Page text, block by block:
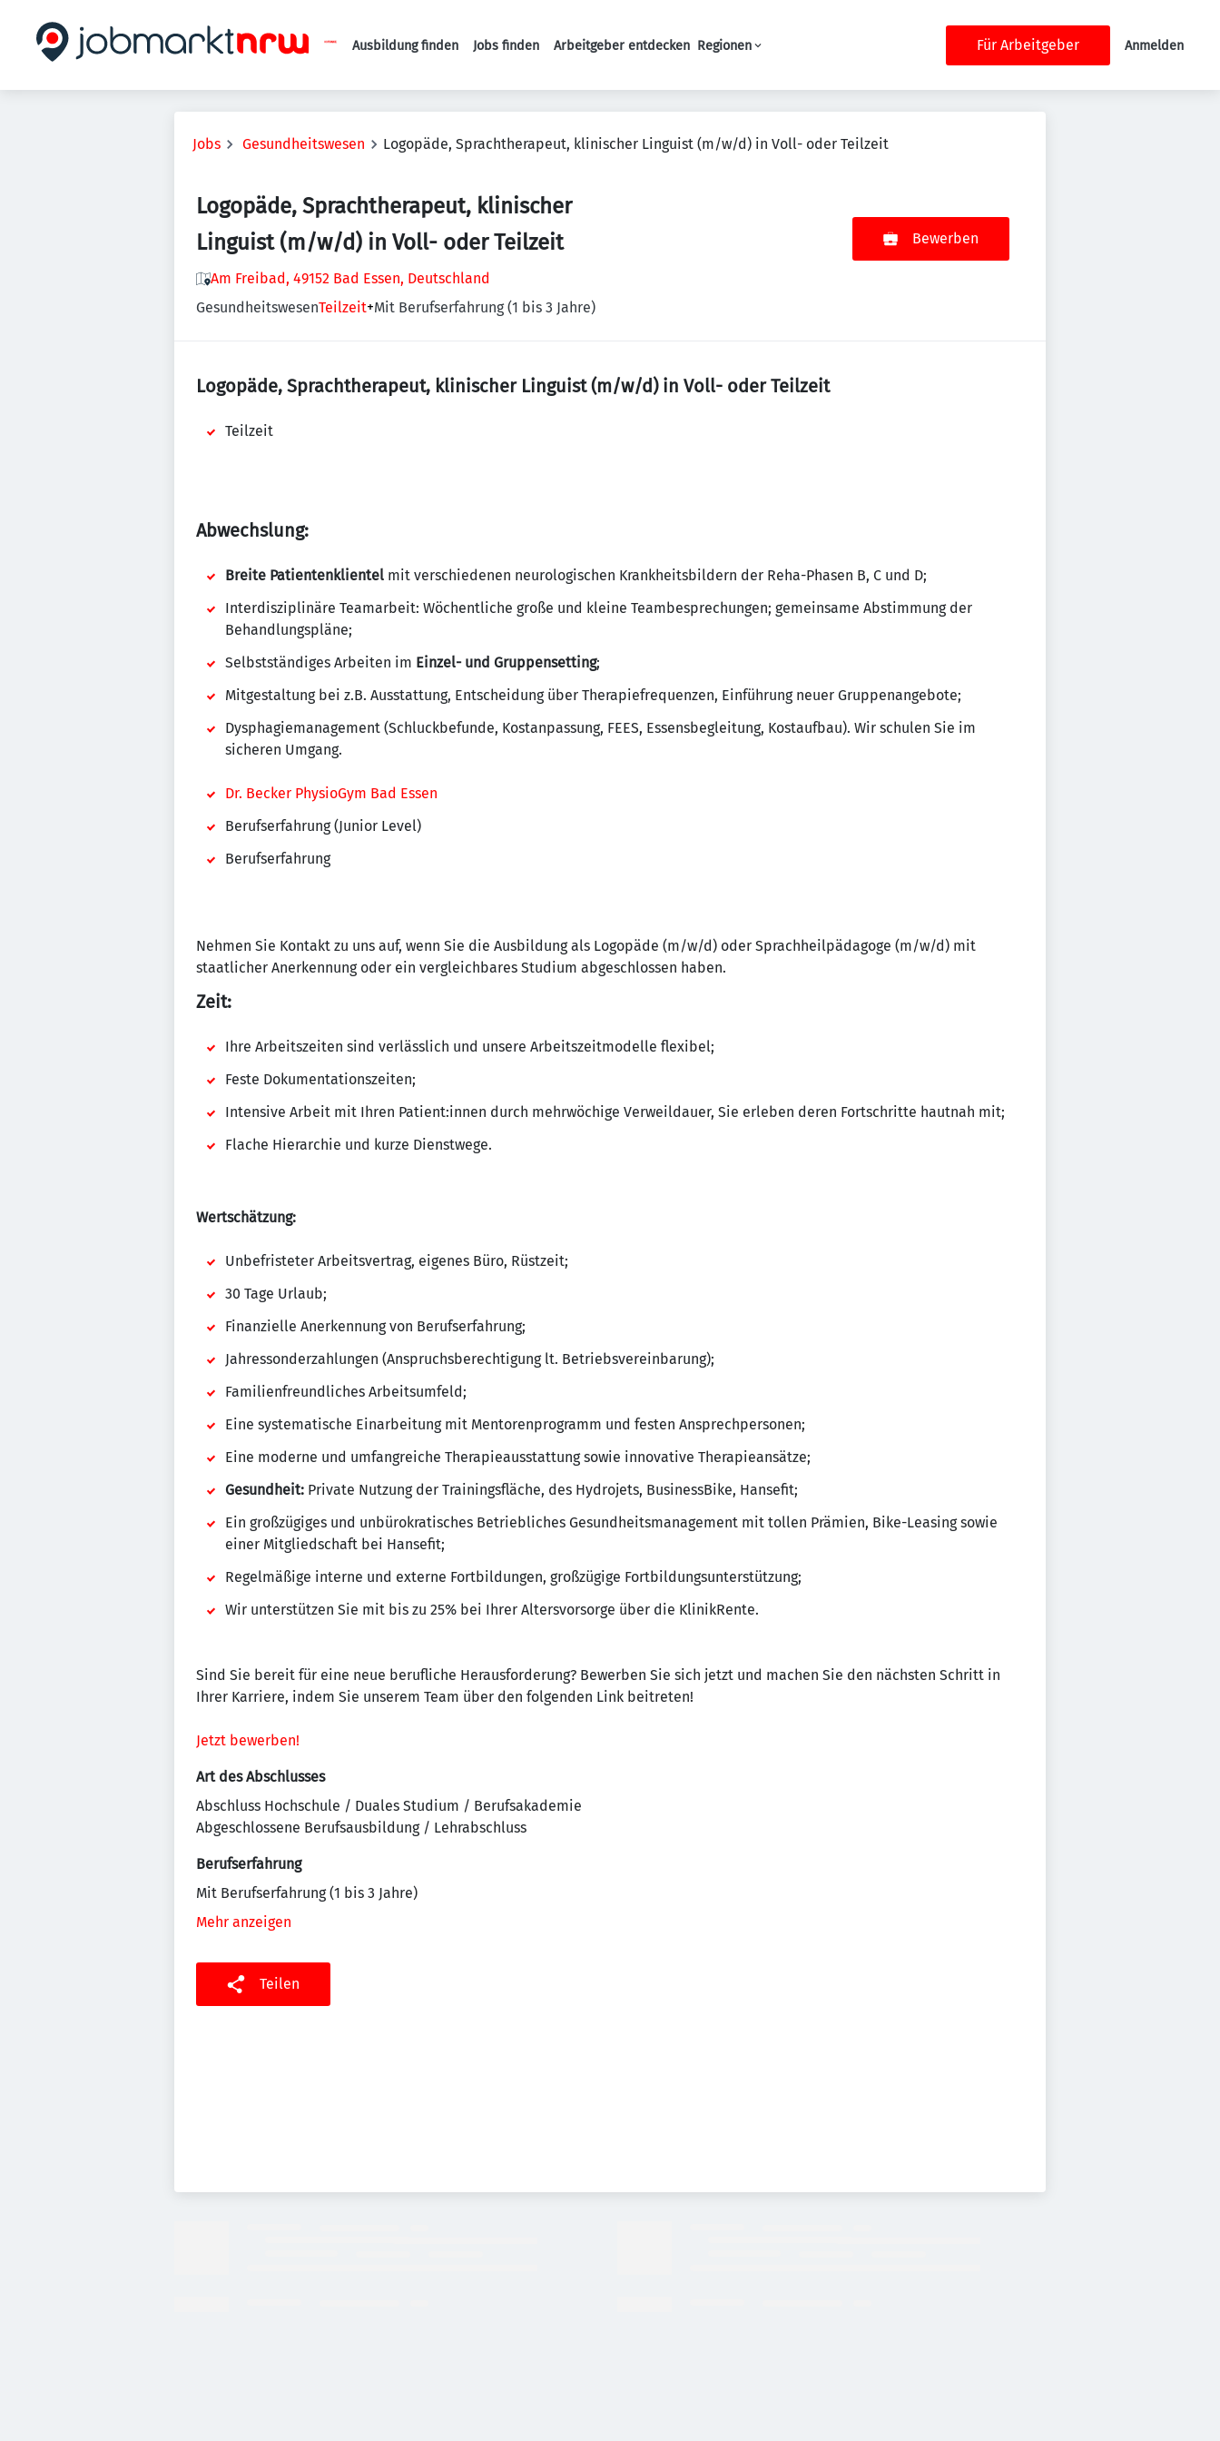
Haupt-Navigation
Ausbildung finden Jobs finden Arbeitgeber entdecken Regionen Für Arbeitgeber Anmelden
Jobs Gesundheitswesen Logopäde, Sprachtherapeut, klinischer Linguist (m/w/d) in Voll- oder Teilzeit
Logopäde, Sprachtherapeut, klinischer
Linguist (m/w/d) in Voll- oder Teilzeit
Am Freibad, 49152 Bad Essen, Deutschland
GesundheitswesenTeilzeit+Mit Berufserfahrung (1 bis 3 Jahre)
Bewerben
Logopäde, Sprachtherapeut, klinischer Linguist (m/w/d) in Voll- oder Teilzeit
Teilzeit
Abwechslung:
Breite Patientenklientel mit verschiedenen neurologischen Krankheitsbildern der Reha-Phasen B, C und D;
Interdisziplinäre Teamarbeit: Wöchentliche große und kleine Teambesprechungen; gemeinsame Abstimmung der
Behandlungspläne;
Selbstständiges Arbeiten im Einzel- und Gruppensetting;
Mitgestaltung bei z.B. Ausstattung, Entscheidung über Therapiefrequenzen, Einführung neuer Gruppenangebote;
Dysphagiemanagement (Schluckbefunde, Kostanpassung, FEES, Essensbegleitung, Kostaufbau). Wir schulen Sie im
sicheren Umgang.
Dr. Becker PhysioGym Bad Essen
Berufserfahrung (Junior Level)
Berufserfahrung
Nehmen Sie Kontakt zu uns auf, wenn Sie die Ausbildung als Logopäde (m/w/d) oder Sprachheilpädagoge (m/w/d) mit
staatlicher Anerkennung oder ein vergleichbares Studium abgeschlossen haben.
Zeit:
Ihre Arbeitszeiten sind verlässlich und unsere Arbeitszeitmodelle flexibel;
Feste Dokumentationszeiten;
Intensive Arbeit mit Ihren Patient:innen durch mehrwöchige Verweildauer, Sie erleben deren Fortschritte hautnah mit;
Flache Hierarchie und kurze Dienstwege.
Wertschätzung:
Unbefristeter Arbeitsvertrag, eigenes Büro, Rüstzeit;
30 Tage Urlaub;
Finanzielle Anerkennung von Berufserfahrung;
Jahressonderzahlungen (Anspruchsberechtigung lt. Betriebsvereinbarung);
Familienfreundliches Arbeitsumfeld;
Eine systematische Einarbeitung mit Mentorenprogramm und festen Ansprechpersonen;
Eine moderne und umfangreiche Therapieausstattung sowie innovative Therapieansätze;
Gesundheit: Private Nutzung der Trainingsfläche, des Hydrojets, BusinessBike, Hansefit;
Ein großzügiges und unbürokratisches Betriebliches Gesundheitsmanagement mit tollen Prämien, Bike-Leasing sowie
einer Mitgliedschaft bei Hansefit;
Regelmäßige interne und externe Fortbildungen, großzügige Fortbildungsunterstützung;
Wir unterstützen Sie mit bis zu 25% bei Ihrer Altersvorsorge über die KlinikRente.
Sind Sie bereit für eine neue berufliche Herausforderung? Bewerben Sie sich jetzt und machen Sie den nächsten Schritt in
Ihrer Karriere, indem Sie unserem Team über den folgenden Link beitreten!
Jetzt bewerben!
Art des Abschlusses
Abschluss Hochschule / Duales Studium / Berufsakademie
Abgeschlossene Berufsausbildung / Lehrabschluss
Berufserfahrung
Mit Berufserfahrung (1 bis 3 Jahre)
Mehr anzeigen
Teilen